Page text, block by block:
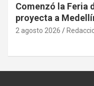
Comenzó la Feria
proyecta a
2 agosto 2026